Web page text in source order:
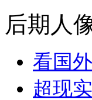
后期人
看国
超现